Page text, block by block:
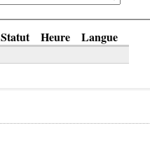
Statut Heure Langue